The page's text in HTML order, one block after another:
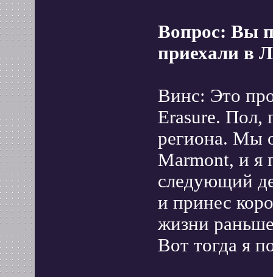
Вопрос: Вы
приехали в
Винс: Это
Erasure. Пол,
региона. Мы
Marmont, и я
следующий
и принес
жизни
Вот тогда я